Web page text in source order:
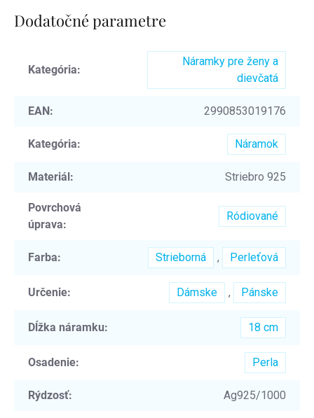
Dodatočné parametre
Kategória:
Náramky pre ženy a
dievčatá
EAN: 2990853019176
Kategória: Náramok
Materiál: Striebro 925
Povrchová
úprava:
Ródiované
Farba: Strieborná , Perleťová
Určenie: Dámske , Pánske
Dĺžka náramku: 18 cm
Osadenie: Perla
Rýdzosť: Ag925/1000